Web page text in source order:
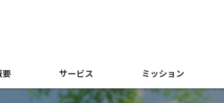
要 サービス ミッション